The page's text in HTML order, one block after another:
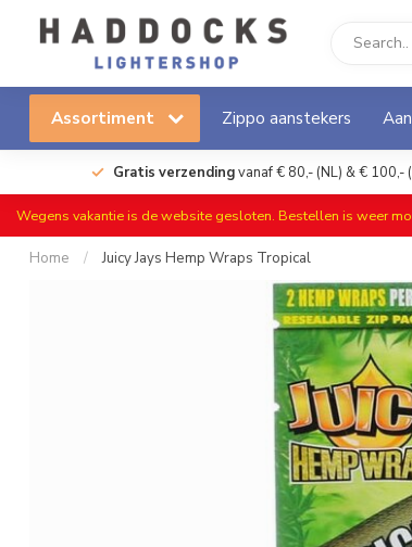
Assortiment Zippo aanstekers
Gratis verzendingvanaf € 80,- (NL) & € 100,-
Wegens vakantie is de website gesloten. Bestellen is weer
Home / Juicy Jays Hemp Wraps Tropical